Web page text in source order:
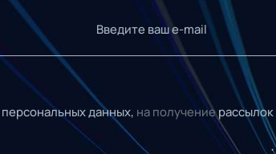
персональных данных, на получениерассылок